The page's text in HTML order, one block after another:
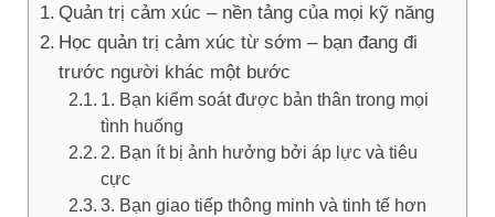
Quản trị cảm xúc – nền tảng của mọi kỹ năng
Học quản trị cảm xúc từ sớm – bạn đang đi
trước người khác một bước
1. Bạn kiểm soát được bản thân trong mọi
tình huống
2. Bạn ít bị ảnh hưởng bởi áp lực và tiêu
cực
3. Bạn giao tiếp thông minh và tinh tế hơn